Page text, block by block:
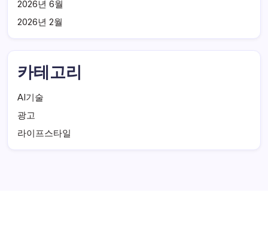
2026년 6월
2026년 2월
카테고리
AI기술
광고
라이프스타일